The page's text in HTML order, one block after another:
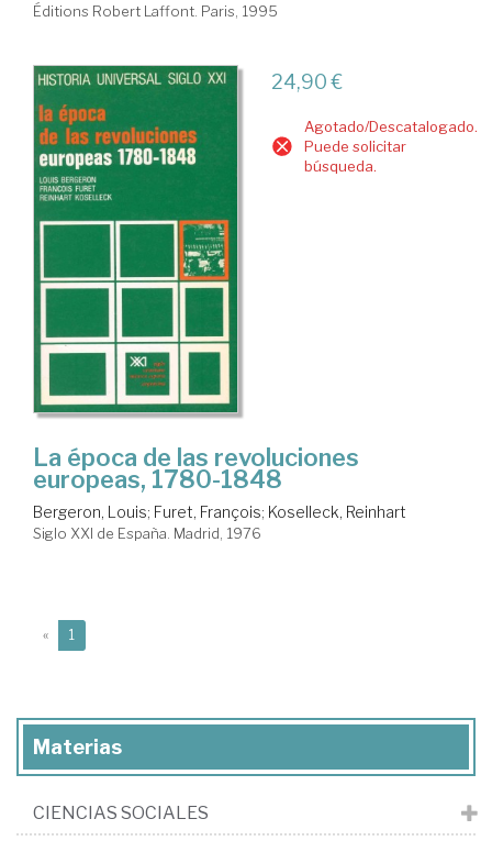
Éditions Robert Laffont. Paris, 1995
24,90 €
Agotado/Descatalogado.
Puede solicitar
búsqueda.
La época de las revoluciones
europeas, 1780-1848
Bergeron, Louis; Furet, François; Koselleck, Reinhart
Siglo XXI de España. Madrid, 1976
« 1
Materias
CIENCIAS SOCIALES